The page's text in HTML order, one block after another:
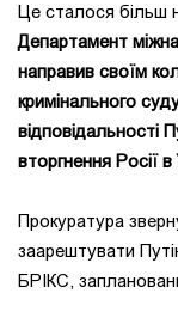
Це сталося більш
Департамент
направив своїм
кримінального
відповідальності
вторгнення Росії в
Прокуратура
заарештувати
БРІКС,